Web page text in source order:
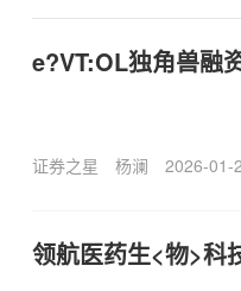
e?VT:OL独角兽融
证券之星 杨澜 2026-01-
领航医药生<物>科